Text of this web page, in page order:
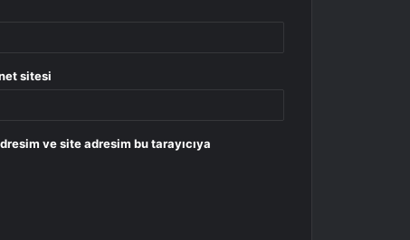
sitesi
ve site adresim bu tarayıcıya